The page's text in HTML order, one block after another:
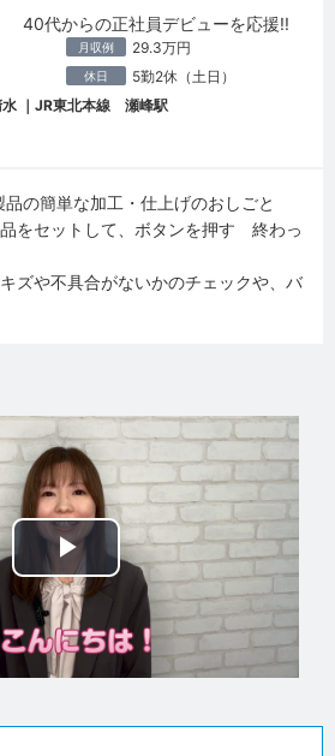
40代からの正社員デビューを応援!!
月収例 29.3万円
休日 5勤2休（土日）
水 ｜JR東北本線 瀬峰駅
の簡単な加工・仕上げのおしごと
をセットして、ボタンを押す 終わっ
ズや不具合がないかのチェックや、バ